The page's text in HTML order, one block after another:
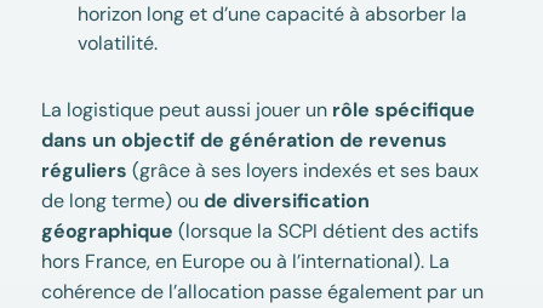
horizon long et d’une capacité à absorber la
volatilité.
La logistique peut aussi jouer un rôle spécifique
dans un objectif de génération de revenus
réguliers (grâce à ses loyers indexés et ses baux
de long terme) ou de diversification
géographique (lorsque la SCPI détient des actifs
hors France, en Europe ou à l’international). La
cohérence de l’allocation passe également par un